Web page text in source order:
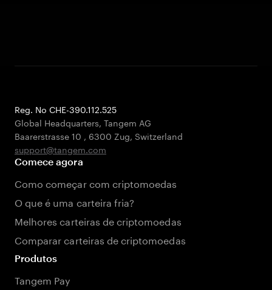
Reg. No CHE-390.112.525
Global Headquarters, Tangem AG
Baarerstrasse 10 , 6300 Zug, Switzerland
support@tangem.com
Comece agora
Como começar com criptomoedas
O que é uma carteira fria?
Melhores carteiras de criptomoedas
Comparar carteiras de criptomoedas
Produtos
Tangem Pay